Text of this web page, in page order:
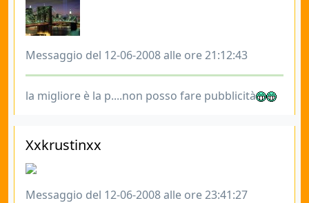
Messaggio del 12-06-2008 alle ore 21:12:43
la migliore è la p....non posso fare pubblicità
Xxkrustinxx
Messaggio del 12-06-2008 alle ore 23:41:27